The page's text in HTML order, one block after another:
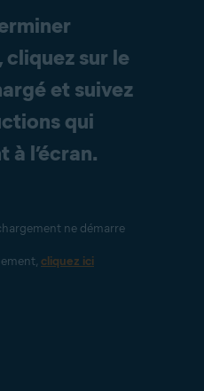
cliquez sur le
et suivez
qui
à l’écran.
ne démarre
cliquez ici